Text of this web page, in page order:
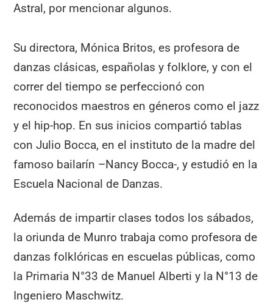
Astral, por mencionar algunos.
Su directora, Mónica Britos, es profesora de
danzas clásicas, españolas y folklore, y con el
correr del tiempo se perfeccionó con
reconocidos maestros en géneros como el jazz
y el hip-hop. En sus inicios compartió tablas
con Julio Bocca, en el instituto de la madre del
famoso bailarín –Nancy Bocca-, y estudió en la
Escuela Nacional de Danzas.
Además de impartir clases todos los sábados,
la oriunda de Munro trabaja como profesora de
danzas folklóricas en escuelas públicas, como
la Primaria N°33 de Manuel Alberti y la N°13 de
Ingeniero Maschwitz.